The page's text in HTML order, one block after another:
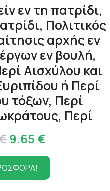
εν τη πατρίδι,
Πολιτικός
αρχής εν
εν βουλή,
Αισχύλου και
ή Περί
τόξων, Περί
Περί
Original
price
was:
9.65 €Η
τρέχουσα
τιμή